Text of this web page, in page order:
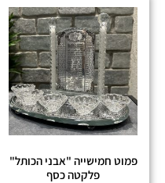
פמוט חמישייה "אבני הכותל"
פלקטה כסף